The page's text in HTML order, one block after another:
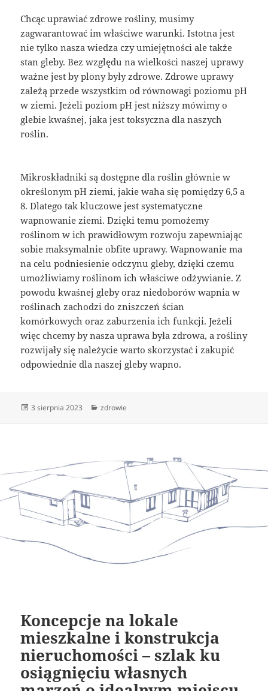
Chcąc uprawiać zdrowe rośliny, musimy
zagwarantować im właściwe warunki. Istotna jest
nie tylko nasza wiedza czy umiejętności ale także
stan gleby. Bez względu na wielkości naszej uprawy
ważne jest by plony były zdrowe. Zdrowe uprawy
zależą przede wszystkim od równowagi poziomu pH
w ziemi. Jeżeli poziom pH jest niższy mówimy o
glebie kwaśnej, jaka jest toksyczna dla naszych
roślin.
Mikroskładniki są dostępne dla roślin głównie w
określonym pH ziemi, jakie waha się pomiędzy 6,5 a
8. Dlatego tak kluczowe jest systematyczne
wapnowanie ziemi. Dzięki temu pomożemy
roślinom w ich prawidłowym rozwoju zapewniając
sobie maksymalnie obfite uprawy. Wapnowanie ma
na celu podniesienie odczynu gleby, dzięki czemu
umożliwiamy roślinom ich właściwe odżywianie. Z
powodu kwaśnej gleby oraz niedoborów wapnia w
roślinach zachodzi do zniszczeń ścian
komórkowych oraz zaburzenia ich funkcji. Jeżeli
więc chcemy by nasza uprawa była zdrowa, a rośliny
rozwijały się należycie warto skorzystać i zakupić
odpowiednie dla naszej gleby wapno.
Data
3 sierpnia 2023 Kategorie
zdrowie
Koncepcje na lokale
mieszkalne i konstrukcja
nieruchomości – szlak ku
osiągnięciu własnych